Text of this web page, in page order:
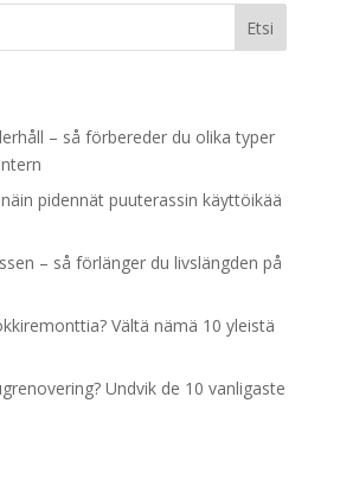
Etsi
– så förbereder du olika typer
pidennät puuterassin käyttöikää
– så förlänger du livslängden på
Vältä nämä 10 yleistä
Undvik de 10 vanligaste